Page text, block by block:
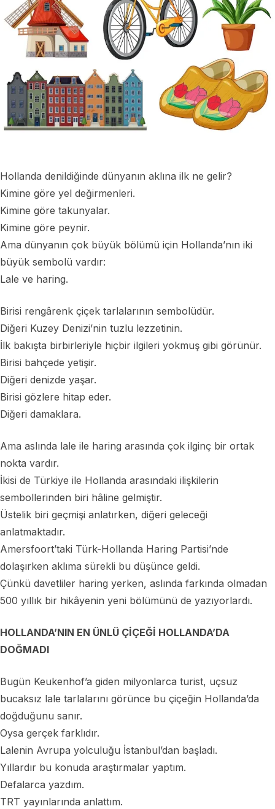
Hollanda denildiğinde dünyanın aklına ilk ne gelir?
Kimine göre yel değirmenleri.
Kimine göre takunyalar.
Kimine göre peynir.
Ama dünyanın çok büyük bölümü için Hollanda’nın iki
büyük sembolü vardır:
Lale ve haring.
Birisi rengârenk çiçek tarlalarının sembolüdür.
Diğeri Kuzey Denizi’nin tuzlu lezzetinin.
İlk bakışta birbirleriyle hiçbir ilgileri yokmuş gibi görünür.
Birisi bahçede yetişir.
Diğeri denizde yaşar.
Birisi gözlere hitap eder.
Diğeri damaklara.
Ama aslında lale ile haring arasında çok ilginç bir ortak
nokta vardır.
İkisi de Türkiye ile Hollanda arasındaki ilişkilerin
sembollerinden biri hâline gelmiştir.
Üstelik biri geçmişi anlatırken, diğeri geleceği
anlatmaktadır.
Amersfoort’taki Türk-Hollanda Haring Partisi’nde
dolaşırken aklıma sürekli bu düşünce geldi.
Çünkü davetliler haring yerken, aslında farkında olmadan
500 yıllık bir hikâyenin yeni bölümünü de yazıyorlardı.
HOLLANDA’NIN EN ÜNLÜ ÇİÇEĞİ HOLLANDA’DA
DOĞMADI
Bugün Keukenhof’a giden milyonlarca turist, uçsuz
bucaksız lale tarlalarını görünce bu çiçeğin Hollanda’da
doğduğunu sanır.
Oysa gerçek farklıdır.
Lalenin Avrupa yolculuğu İstanbul’dan başladı.
Yıllardır bu konuda araştırmalar yaptım.
Defalarca yazdım.
TRT yayınlarında anlattım.